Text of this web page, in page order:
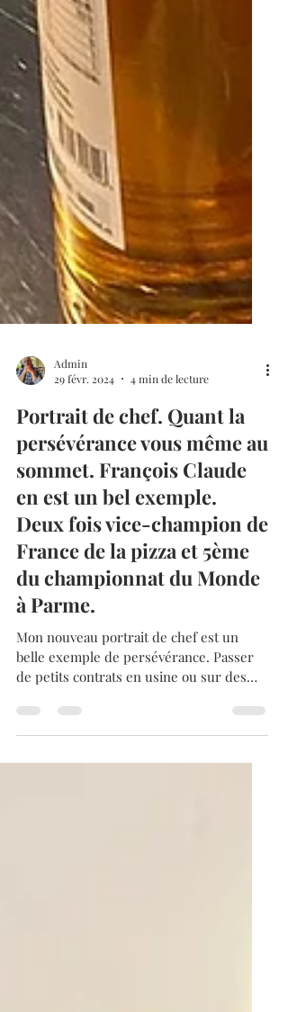
29 févr. 2024
4 min de lecture
Portrait de chef. Quant la
persévérance vous même au
sommet. François Claude
en est un bel exemple.
Deux fois vice-champion de
France de la pizza et 5ème
du championnat du Monde
à Parme.
Mon nouveau portrait de chef est un
de petits contrats en usine ou sur des
chantiers, à 5èmedu...